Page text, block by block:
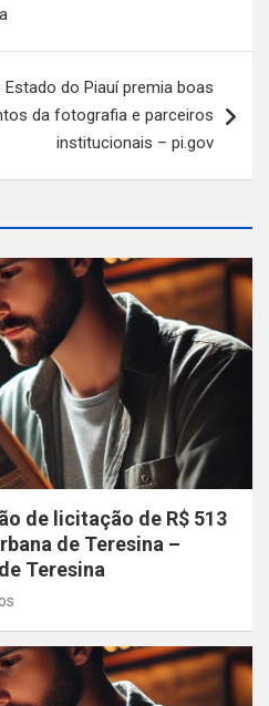
Estado do Piauí premia boas
da fotografia e parceiros
institucionais – pi.gov
de licitação de R$ 513
de Teresina –
Teresina